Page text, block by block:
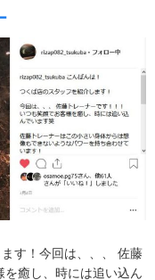
す！今回は、、、 佐藤
を癒し、時には追い込ん